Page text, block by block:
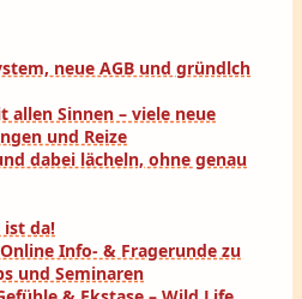
neue AGB und gründlch
allen Sinnen – viele neue
und Reize
dabei lächeln, ohne genau
ist da!
Online Info- & Fragerunde zu
und Seminaren